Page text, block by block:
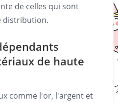
de celles qui sont
distribution.
de haute
comme l'or, l'argent et